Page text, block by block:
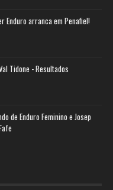
Enduro arranca em Penafiel!
Tidone - Resultados
de Enduro Feminino e Josep